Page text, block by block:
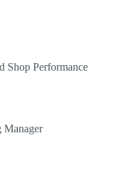
Shop Performance
Manager